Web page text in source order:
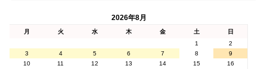
2026年8月
月 火 水 木 金 土
日
1
2
3
4 5 6 7 8
9
10
11 12 13 14 15
16